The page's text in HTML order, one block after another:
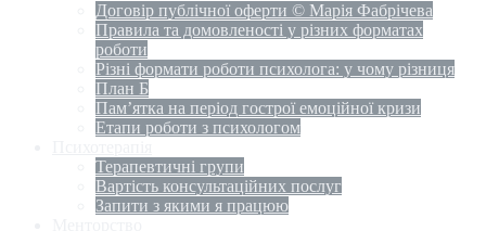
Договір публічної оферти © Марія Фабрічева
Правила та домовленості у різних форматах
роботи
Різні формати роботи психолога: у чому різниця
План Б
Пам’ятка на період гострої емоційної кризи
Етапи роботи з психологом
Терапевтичні групи
Вартість консультаційних послуг
Запити з якими я працюю